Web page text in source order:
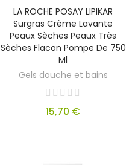
LA ROCHE POSAY LIPIKAR
Surgras Crème Lavante
Peaux Sèches Peaux Très
Sèches Flacon Pompe De 750
Ml
Gels douche et bains
15,70 €